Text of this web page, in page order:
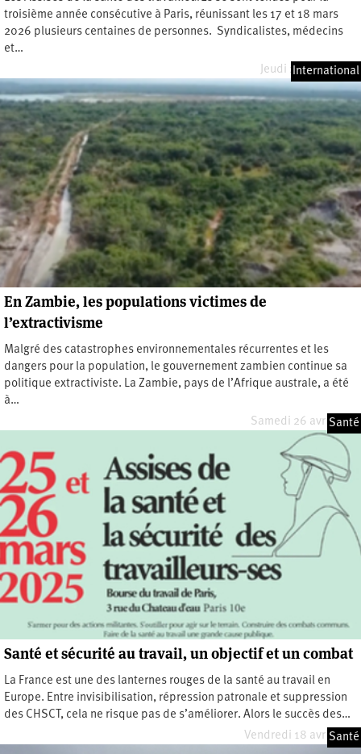
troisième année consécutive à Paris, réunissant les 17 et 18 mars
2026 plusieurs centaines de personnes. Syndicalistes, médecins
et…
Jeudi 26 mars 2026
International
En Zambie, les populations victimes de
l’extractivisme
Malgré des catastrophes environnementales récurrentes et les
dangers pour la population, le gouvernement zambien continue sa
politique extractiviste. La Zambie, pays de l’Afrique australe, a été
à…
Samedi 26 avril 2025
Santé
Santé et sécurité au travail, un objectif et un combat
La France est une des lanternes rouges de la santé au travail en
Europe. Entre invisibilisation, répression patronale et suppression
des CHSCT, cela ne risque pas de s’améliorer. Alors le succès des…
Vendredi 18 avril 2025
Santé